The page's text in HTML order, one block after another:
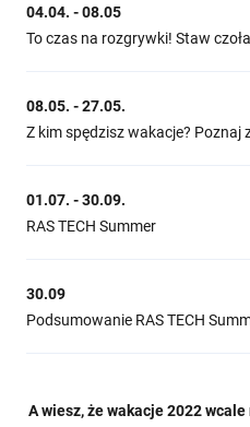
04.04. - 08.05
To czas na rozgrywki! Staw
08.05. - 27.05.
Z kim spędzisz wakacje? Poznaj
01.07. - 30.09.
RAS TECH Summer
30.09
Podsumowanie RAS TECH
A wiesz, że wakacje 2022